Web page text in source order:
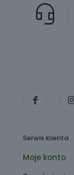
Serwis klienta
Moje konto